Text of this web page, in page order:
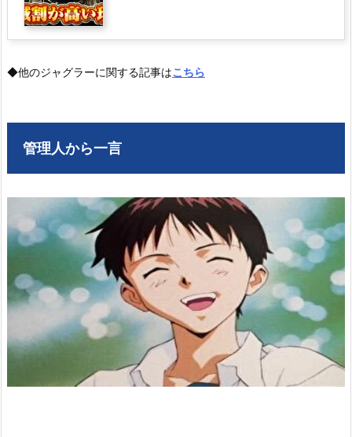
◆他のジャグラーに関する記事はこちら
管理人から一言